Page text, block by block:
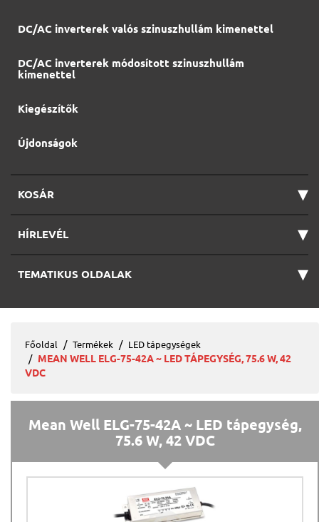
DC/AC inverterek valós szinuszhullám kimenettel
DC/AC inverterek módosított szinuszhullám
kimenettel
Kiegészítők
Újdonságok
KOSÁR ▾
HÍRLEVÉL ▾
TEMATIKUS OLDALAK ▾
Főoldal Termékek LED tápegységek
MEAN WELL ELG-75-42A ~ LED TÁPEGYSÉG, 75.6 W, 42
VDC
Mean Well ELG-75-42A ~ LED tápegység,
75.6 W, 42 VDC